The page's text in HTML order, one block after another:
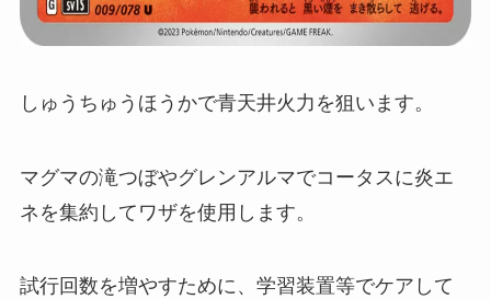
しゅうちゅうほうかで青天井火力を狙います。
マグマの滝つぼやグレンアルマでコータスに炎エ
ネを集約してワザを使用します。
試行回数を増やすために、学習装置等でケアして